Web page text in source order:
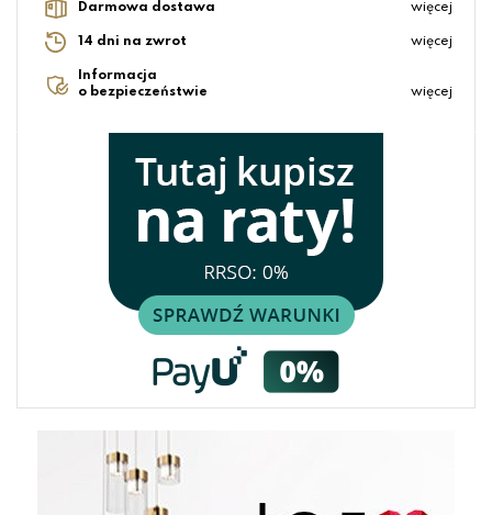
Darmowa dostawa więcej
14 dni na zwrot więcej
Informacja
o bezpieczeństwie
więcej